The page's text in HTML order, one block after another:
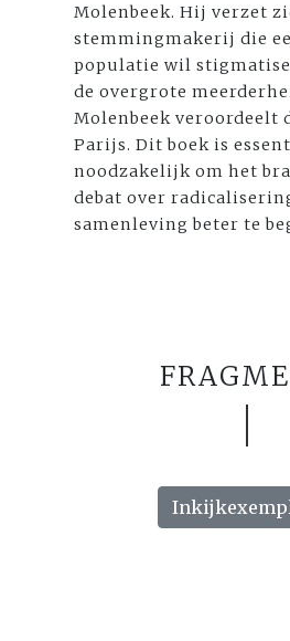
Molenbeek. Hij verzet
stemmingmakerij die
populatie wil
de overgrote
Molenbeek veroordeelt
Parijs. Dit boek is
noodzakelijk om het
debat over
samenleving beter te